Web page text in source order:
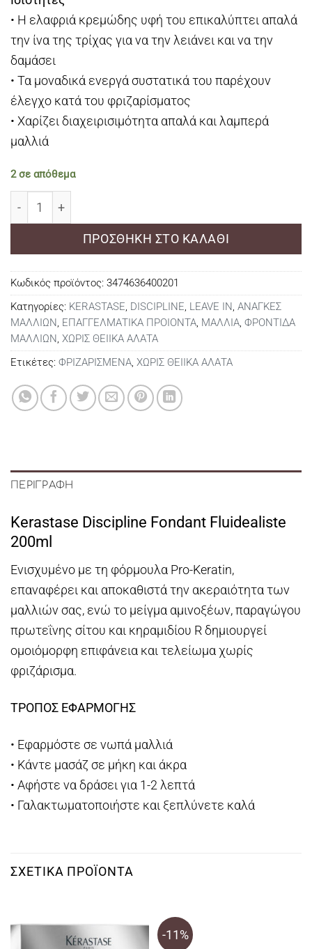
• Η ελαφριά κρεμώδης υφή του επικαλύπτει απαλά
την ίνα της τρίχας για να την λειάνει και να την
δαμάσει
• Τα μοναδικά ενεργά συστατικά του παρέχουν
έλεγχο κατά του φριζαρίσματος
• Χαρίζει διαχειρισιμότητα απαλά και λαμπερά
μαλλιά
2 σε απόθεμα
ΠΡΟΣΘΉΚΗ ΣΤΟ ΚΑΛΆΘΙ
Κωδικός προϊόντος: 3474636400201
Κατηγορίες: KERASTASE, DISCIPLINE, LEAVE IN, ΑΝΑΓΚΕΣ
ΜΑΛΛΙΩΝ, ΕΠΑΓΓΕΛΜΑΤΙΚΑ ΠΡΟΙΟΝΤΑ, ΜΑΛΛΙΑ, ΦΡΟΝΤΙΔΑ
ΜΑΛΛΙΩΝ, ΧΩΡΙΣ ΘΕΙΙΚΑ ΑΛΑΤΑ
Ετικέτες: ΦΡΙΖΑΡΙΣΜΕΝΑ, ΧΩΡΙΣ ΘΕΙΙΚΑ ΑΛΑΤΑ
ΠΕΡΙΓΡΑΦΉ
Kerastase Discipline Fondant Fluidealiste
200ml
Ενισχυμένο με τη φόρμουλα Pro-Keratin,
επαναφέρει και αποκαθιστά την ακεραιότητα των
μαλλιών σας, ενώ το μείγμα αμινοξέων, παραγώγου
πρωτεΐνης σίτου και κηραμιδίου R δημιουργεί
ομοιόμορφη επιφάνεια και τελείωμα χωρίς
φριζάρισμα.
ΤΡΟΠΟΣ ΕΦΑΡΜΟΓΗΣ
• Εφαρμόστε σε νωπά μαλλιά
• Κάντε μασάζ σε μήκη και άκρα
• Αφήστε να δράσει για 1-2 λεπτά
• Γαλακτωματοποιήστε και ξεπλύνετε καλά
ΣΧΕΤΙΚΆ ΠΡΟΪΌΝΤΑ
-11%